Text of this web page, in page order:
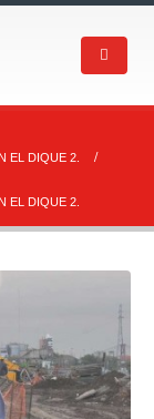
EL DIQUE 2.
EL DIQUE 2.